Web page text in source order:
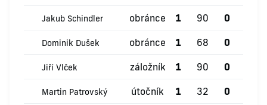
Jakub Schindler obránce 1 90 0
Dominik Dušek obránce 1 68 0
Jiří Vlček záložník 1 90 0
Martin Patrovský útočník 1 32 0